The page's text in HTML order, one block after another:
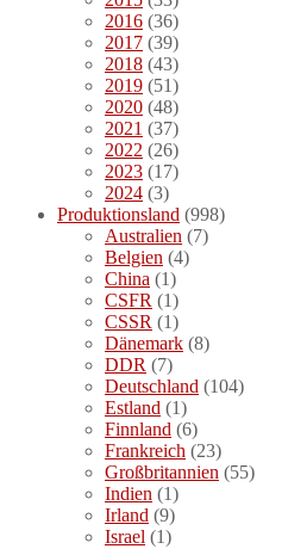
2016 (36)
2017 (39)
2018 (43)
2019 (51)
2020 (48)
2021 (37)
2022 (26)
2023 (17)
2024 (3)
Produktionsland (998)
Australien (7)
Belgien (4)
China (1)
CSFR (1)
CSSR (1)
Dänemark (8)
DDR (7)
Deutschland (104)
Estland (1)
Finnland (6)
Frankreich (23)
Großbritannien (55)
Indien (1)
Irland (9)
Israel (1)